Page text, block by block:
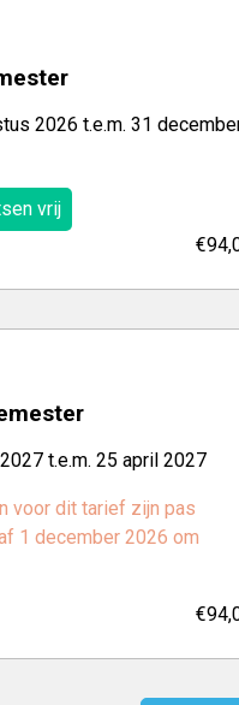
2026 t.e.m. 31
vrij
t.e.m. 25 april 2027
voor dit tarief zijn pas
1 december 2026 om